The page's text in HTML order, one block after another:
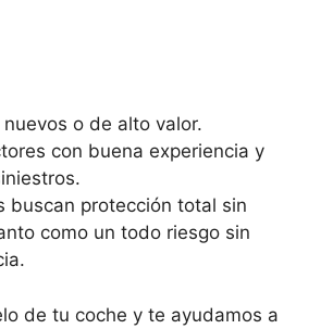
nuevos o de alto valor.
con buena experiencia y
buscan protección total sin
como un todo riesgo sin
de tu coche y te ayudamos a